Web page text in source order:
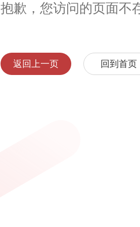
抱歉，您访问的页面不
返回上一页 回到首页